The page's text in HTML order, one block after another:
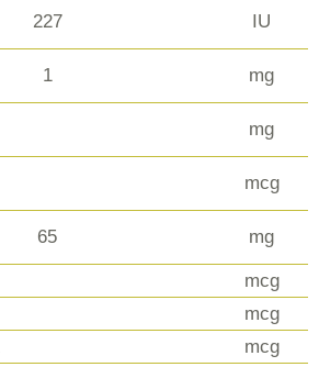
227 IU
1 mg
mg
mcg
65 mg
mcg
mcg
mcg